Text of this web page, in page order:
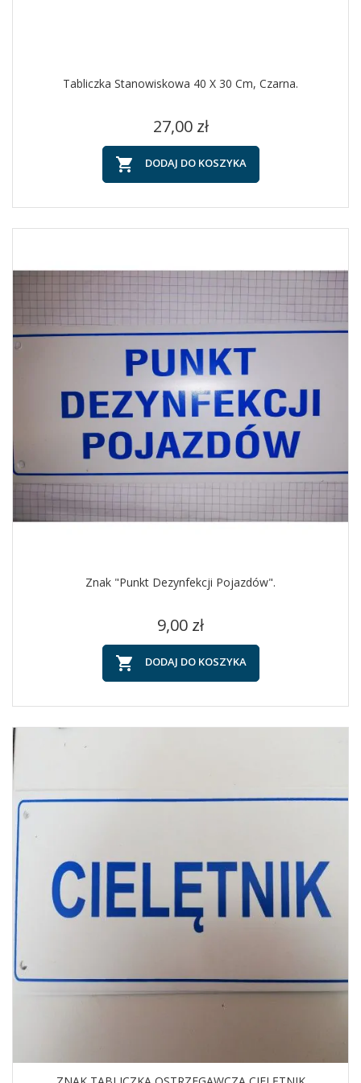
Tabliczka Stanowiskowa 40 X 30 Cm, Czarna.
Cena
27,00 zł
 DODAJ DO KOSZYKA
Znak "Punkt Dezynfekcji Pojazdów".
Cena
9,00 zł
 DODAJ DO KOSZYKA